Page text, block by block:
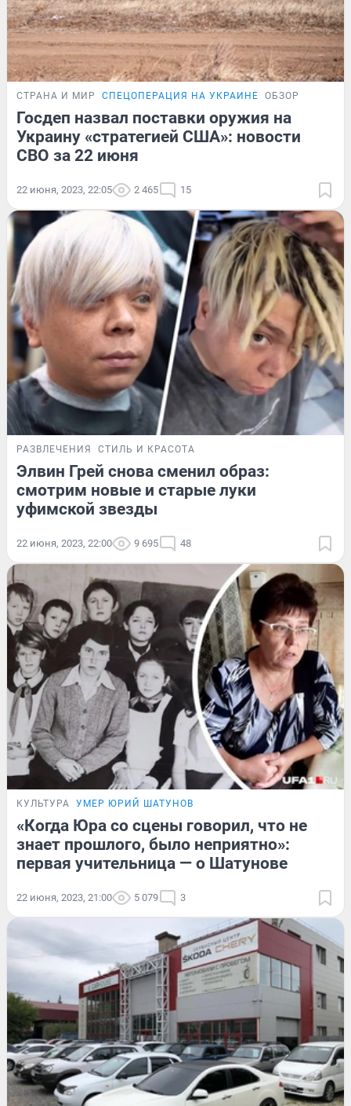
СТРАНА И МИР СПЕЦОПЕРАЦИЯ НА УКРАИНЕ ОБЗОР
Госдеп назвал поставки оружия на
Украину «стратегией США»: новости
СВО за 22 июня
22 июня, 2023, 22:05 2 465 15
РАЗВЛЕЧЕНИЯ СТИЛЬ И КРАСОТА
Элвин Грей снова сменил образ:
смотрим новые и старые луки
уфимской звезды
22 июня, 2023, 22:00 9 695 48
КУЛЬТУРА УМЕР ЮРИЙ ШАТУНОВ
«Когда Юра со сцены говорил, что не
знает прошлого, было неприятно»:
первая учительница — о Шатунове
22 июня, 2023, 21:00 5 079 3